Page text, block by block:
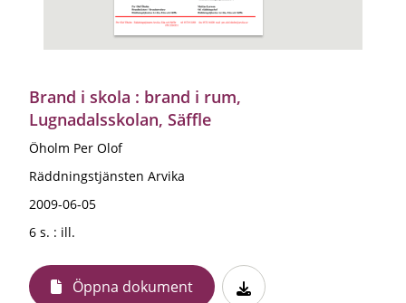
Brand i skola : brand i rum,
Lugnadalsskolan, Säffle
Öholm Per Olof
Räddningstjänsten Arvika
2009-06-05
6 s. : ill.
Öppna dokument